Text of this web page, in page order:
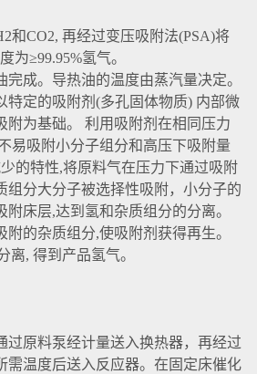
和CO2, 再经过变压吸附法(PSA)将
为≥99.95%氢气。
完成。导热油的温度由蒸汽量决定。
特定的吸附剂(多孔固体物质) 内部微
附为基础。 利用吸附剂在相同压力
易吸附小分子组分和高压下吸附量
的特性,将原料气在压力下通过吸附
组分大分子被选择性吸附，小分子的
床层,达到氢和杂质组分的分离。
的杂质组分,使吸附剂获得再生。
离, 得到产品氢气。
过原料泵经计量送入换热器，再经过
需温度后送入反应器。在固定床催化